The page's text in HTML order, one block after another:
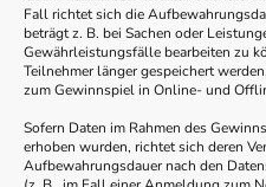
Fall richtet sich die
beträgt z. B. bei Sachen oder
Gewährleistungsfälle bearbeiten zu
Teilnehmer länger gespeichert
zum Gewinnspiel in Online- und
Sofern Daten im Rahmen des
erhoben wurden, richtet sich deren
Aufbewahrungsdauer nach den